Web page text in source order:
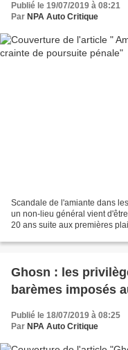
Publié le 19/07/2019 à 08:21
Par NPA Auto Critique
Scandale de l'amiante dans
un non-lieu général vient
20 ans suite aux premières
Ghosn : les
barèmes imposés
Publié le 18/07/2019 à 08:25
Par NPA Auto Critique